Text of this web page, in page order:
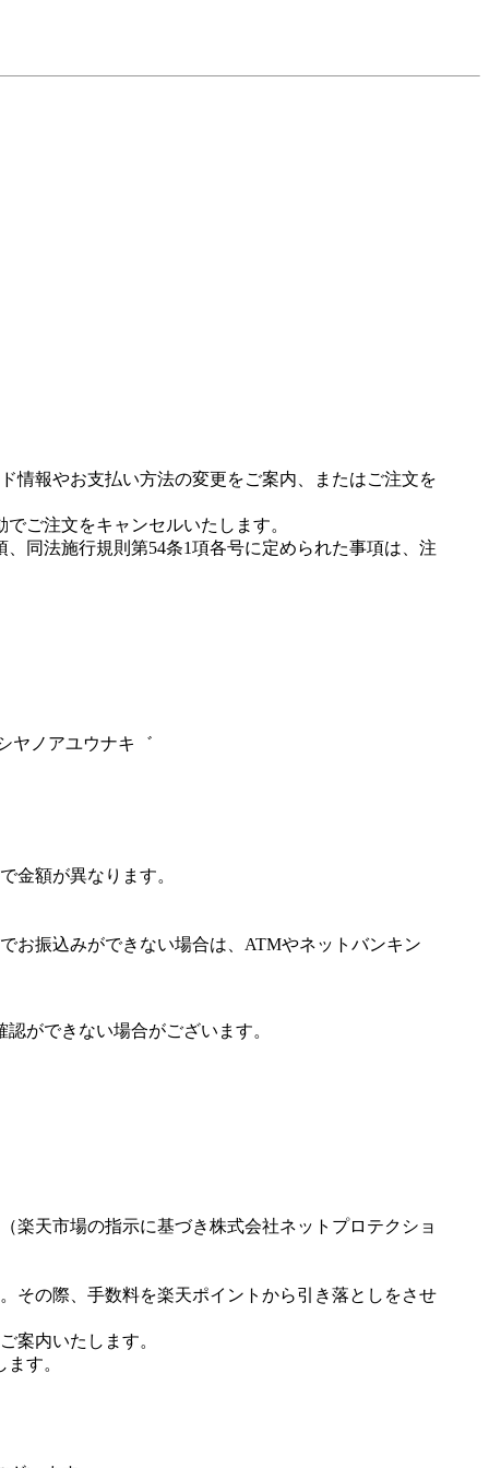
情報やお支払い方法の変更をご案内、またはご注文を
ご注文をキャンセルいたします。
同法施行規則第54条1項各号に定められた事項は、注
ヤノアユウナキ゛
金額が異なります。
お振込みができない場合は、ATMやネットバンキン
ができない場合がございます。
楽天市場の指示に基づき株式会社ネットプロテクショ
その際、手数料を楽天ポイントから引き落としをさせ
案内いたします。
す。